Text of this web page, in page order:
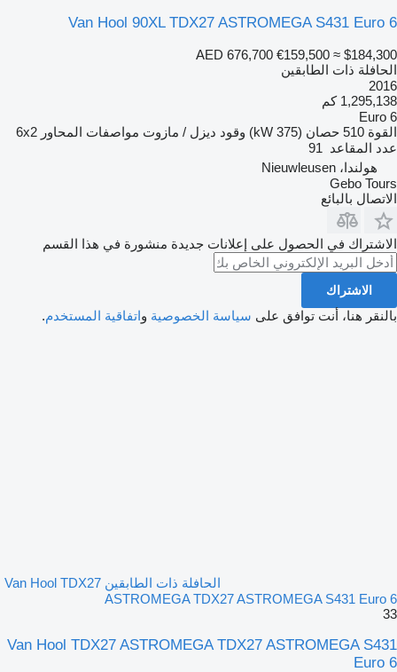
Van Hool 90XL TDX27 ASTROMEGA S431 Euro 6
AED 676,700 €159,500 ≈ $184,300
الحافلة ذات الطابقين
2016
1,295,138 كم
Euro 6
القوة 510 حصان (375 kW) وقود ديزل / مازوت مواصفات المحاور 6x2
عدد المقاعد 91
هولندا، Nieuwleusen
Gebo Tours
الاتصال بالبائع
الاشتراك في الحصول على إعلانات جديدة منشورة في هذا القسم
الاشتراك
بالنقر هنا، أنت توافق على سياسة الخصوصية واتفاقية المستخدم.
الحافلة ذات الطابقين Van Hool TDX27
ASTROMEGA TDX27 ASTROMEGA S431 Euro 6
33
Van Hool TDX27 ASTROMEGA TDX27 ASTROMEGA S431
Euro 6